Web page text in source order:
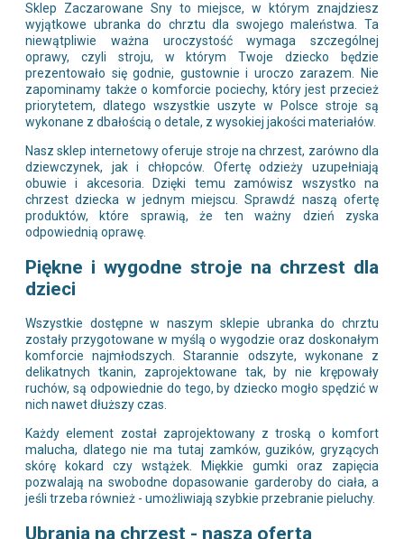
Sklep Zaczarowane Sny to miejsce, w którym znajdziesz
wyjątkowe ubranka do chrztu dla swojego maleństwa. Ta
niewątpliwie ważna uroczystość wymaga szczególnej
oprawy, czyli stroju, w którym Twoje dziecko będzie
prezentowało się godnie, gustownie i uroczo zarazem. Nie
zapominamy także o komforcie pociechy, który jest przecież
priorytetem, dlatego wszystkie uszyte w Polsce stroje są
wykonane z dbałością o detale, z wysokiej jakości materiałów.
Nasz sklep internetowy oferuje stroje na chrzest, zarówno dla
dziewczynek, jak i chłopców. Ofertę odzieży uzupełniają
obuwie i akcesoria. Dzięki temu zamówisz wszystko na
chrzest dziecka w jednym miejscu. Sprawdź naszą ofertę
produktów, które sprawią, że ten ważny dzień zyska
odpowiednią oprawę.
Piękne i wygodne stroje na chrzest dla
dzieci
Wszystkie dostępne w naszym sklepie ubranka do chrztu
zostały przygotowane w myślą o wygodzie oraz doskonałym
komforcie najmłodszych. Starannie odszyte, wykonane z
delikatnych tkanin, zaprojektowane tak, by nie krępowały
ruchów, są odpowiednie do tego, by dziecko mogło spędzić w
nich nawet dłuższy czas.
Każdy element został zaprojektowany z troską o komfort
malucha, dlatego nie ma tutaj zamków, guzików, gryzących
skórę kokard czy wstążek. Miękkie gumki oraz zapięcia
pozwalają na swobodne dopasowanie garderoby do ciała, a
jeśli trzeba również - umożliwiają szybkie przebranie pieluchy.
Ubrania na chrzest - nasza oferta